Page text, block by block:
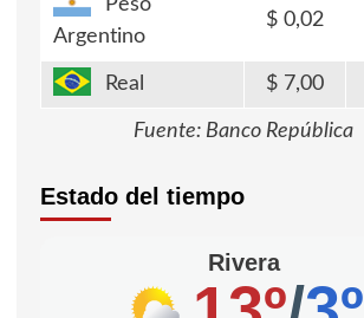
Peso
Argentino
0,02
Real 7,00
Fuente: Banco República
Estado del tiempo
Rivera